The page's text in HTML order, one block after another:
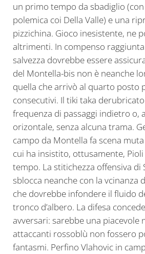
un primo tempo da sbadiglio
polemica coi Della Valle) e una
pizzichina. Gioco inesistente, ne
altrimenti. In compenso
salvezza dovrebbe essere
del Montella-bis non è neanche
quella che arrivò al quarto posto
consecutivi. Il tiki taka
frequenza di passaggi indietro o,
orizontale, senza alcuna trama.
campo da Montella fa scena
cui ha insistito, ottusamente,
tempo. La stitichezza offensiva di
sblocca neanche con la vcinanza
che dovrebbe infondere il fluido
tronco d’albero. La difesa
avversari: sarebbe una piacevole
attaccanti rossoblù non fossero
fantasmi. Perfino Vlahovic in